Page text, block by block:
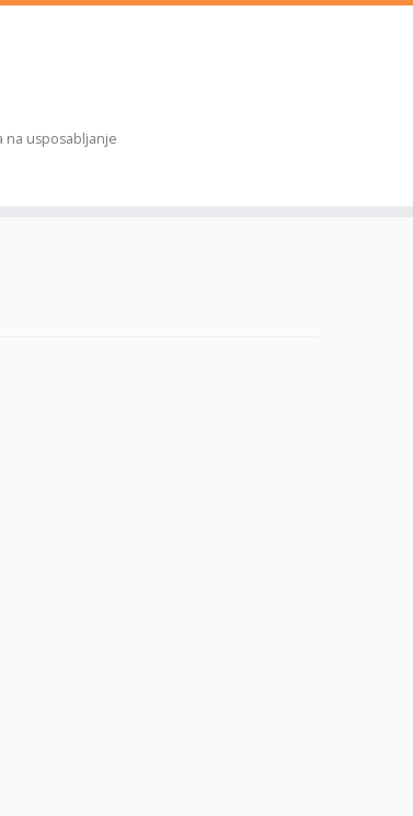
na usposabljanje